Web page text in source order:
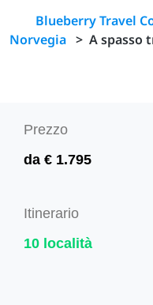
Blueberry Travel
Norvegia> A spasso
Prezzo
da € 1.795
Itinerario
10 località